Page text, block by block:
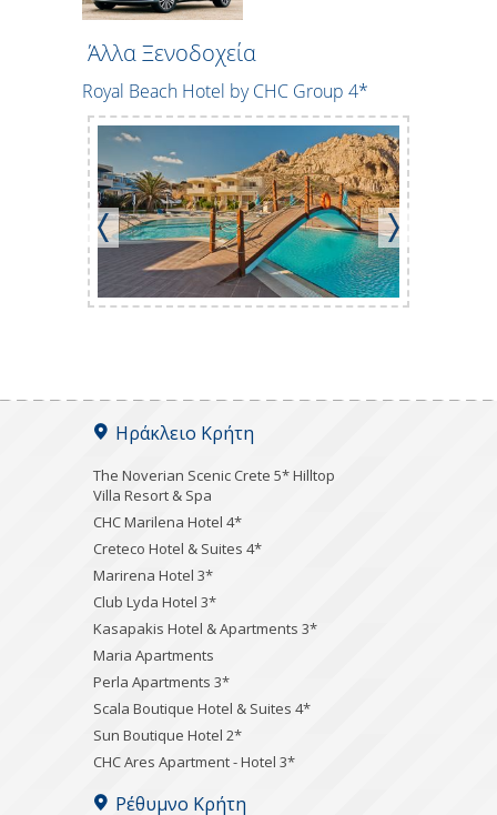
Άλλα Ξενοδοχεία
Royal Beach Hotel by CHC Group 4*
Ηράκλειο Κρήτη
The Noverian Scenic Crete 5* Hilltop
Villa Resort & Spa
CHC Marilena Hotel 4*
Creteco Hotel & Suites 4*
Marirena Hotel 3*
Club Lyda Hotel 3*
Kasapakis Hotel & Apartments 3*
Maria Apartments
Perla Apartments 3*
Scala Boutique Hotel & Suites 4*
Sun Boutique Hotel 2*
CHC Ares Apartment - Hotel 3*
Ρέθυμνο Κρήτη